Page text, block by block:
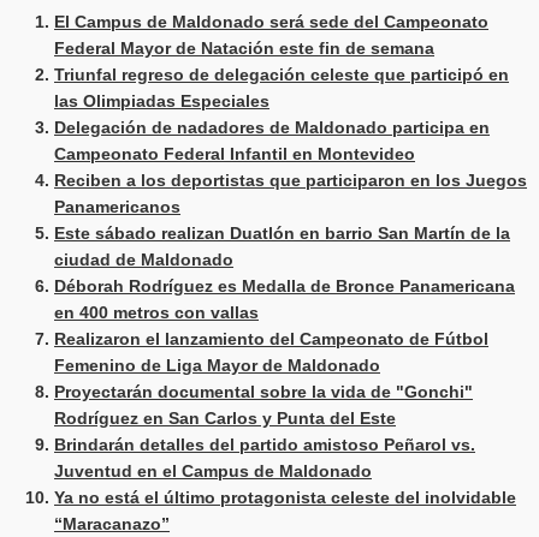
El Campus de Maldonado será sede del Campeonato
Federal Mayor de Natación este fin de semana
Triunfal regreso de delegación celeste que participó en
las Olimpiadas Especiales
Delegación de nadadores de Maldonado participa en
Campeonato Federal Infantil en Montevideo
Reciben a los deportistas que participaron en los Juegos
Panamericanos
Este sábado realizan Duatlón en barrio San Martín de la
ciudad de Maldonado
Déborah Rodríguez es Medalla de Bronce Panamericana
en 400 metros con vallas
Realizaron el lanzamiento del Campeonato de Fútbol
Femenino de Liga Mayor de Maldonado
Proyectarán documental sobre la vida de "Gonchi"
Rodríguez en San Carlos y Punta del Este
Brindarán detalles del partido amistoso Peñarol vs.
Juventud en el Campus de Maldonado
Ya no está el último protagonista celeste del inolvidable
“Maracanazo”